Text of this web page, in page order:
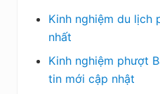
Kinh nghiệm du lịch
nhất
Kinh nghiệm phượt
tin mới cập nhật